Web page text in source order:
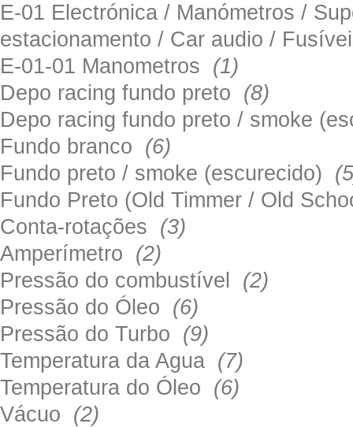
E-01 Electrónica / Manómetros /
estacionamento / Car audio /
E-01-01 Manometros (1)
Depo racing fundo preto (8)
Depo racing fundo preto / smoke
Fundo branco (6)
Fundo preto / smoke (escurecido)
Fundo Preto (Old Timmer / Old
Conta-rotações (3)
Amperímetro (2)
Pressão do combustível (2)
Pressão do Óleo (6)
Pressão do Turbo (9)
Temperatura da Agua (7)
Temperatura do Óleo (6)
Vácuo (2)